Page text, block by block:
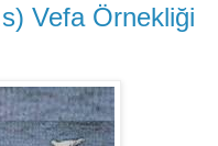
Vefa Örnekliği